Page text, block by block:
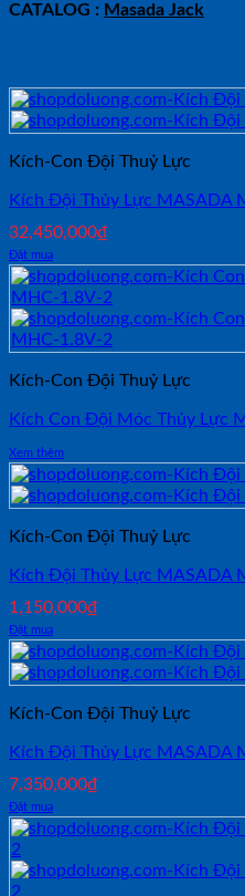
CATALOG : Masada Jack
Kích-Con Đội Thuỷ Lực
Kích Đội Thủy Lực MASADA
32,450,000₫
Đặt mua
Kích-Con Đội Thuỷ Lực
Kích Con Đội Móc Thủy Lực
Xem thêm
Kích-Con Đội Thuỷ Lực
Kích Đội Thủy Lực MASADA
1,150,000₫
Đặt mua
Kích-Con Đội Thuỷ Lực
Kích Đội Thủy Lực MASADA
7,350,000₫
Đặt mua